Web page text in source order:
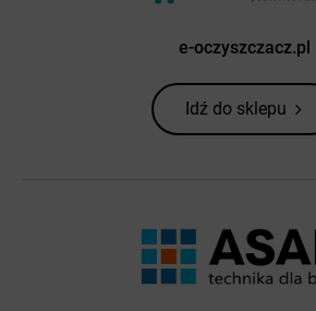
e-oczyszczacz.pl
Idź do sklepu